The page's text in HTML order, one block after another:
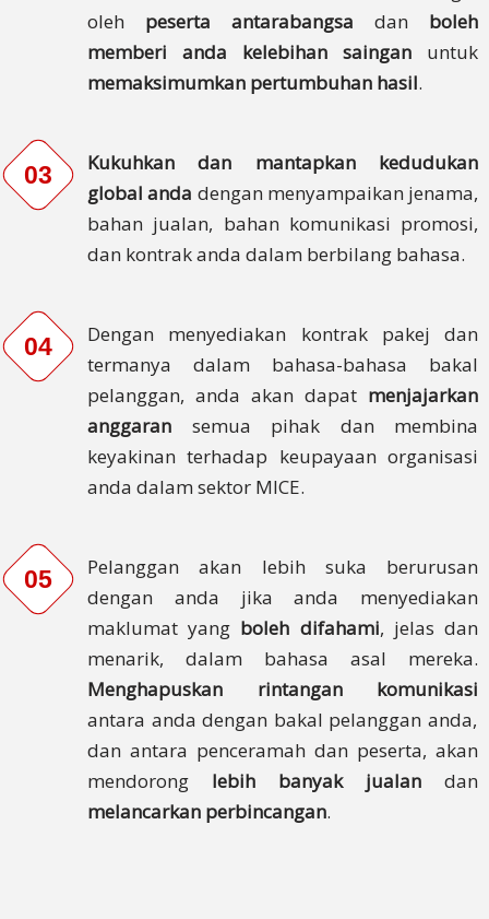
oleh peserta antarabangsa dan boleh
memberi anda kelebihan saingan untuk
memaksimumkan pertumbuhan hasil.
03
Kukuhkan dan mantapkan kedudukan
global anda dengan menyampaikan jenama,
bahan jualan, bahan komunikasi promosi,
dan kontrak anda dalam berbilang bahasa.
04
Dengan menyediakan kontrak pakej dan
termanya dalam bahasa-bahasa bakal
pelanggan, anda akan dapat menjajarkan
anggaran semua pihak dan membina
keyakinan terhadap keupayaan organisasi
anda dalam sektor MICE.
05
Pelanggan akan lebih suka berurusan
dengan anda jika anda menyediakan
maklumat yang boleh difahami, jelas dan
menarik, dalam bahasa asal mereka.
Menghapuskan rintangan komunikasi
antara anda dengan bakal pelanggan anda,
dan antara penceramah dan peserta, akan
mendorong lebih banyak jualan dan
melancarkan perbincangan.
Perkhidmatan
Blog
Pusat
Sumber
Kerjaya
Hubungi